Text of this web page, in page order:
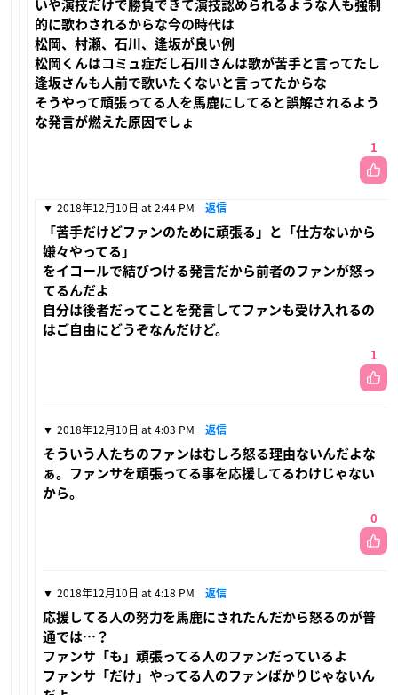
いや演技だけで勝負できて演技認められるような人も強制
的に歌わされるからな今の時代は
松岡、村瀬、石川、逢坂が良い例
松岡くんはコミュ症だし石川さんは歌が苦手と言ってたし
逢坂さんも人前で歌いたくないと言ってたからな
そうやって頑張ってる人を馬鹿にしてると誤解されるよう
な発言が燃えた原因でしょ
1
2018年12月10日 at 2:44 PM 返信
「苦手だけどファンのために頑張る」と「仕方ないから
嫌々やってる」
をイコールで結びつける発言だから前者のファンが怒っ
てるんだよ
自分は後者だってことを発言してファンも受け入れるの
はご自由にどうぞなんだけど。
1
2018年12月10日 at 4:03 PM 返信
そういう人たちのファンはむしろ怒る理由ないんだよな
ぁ。ファンサを頑張ってる事を応援してるわけじゃない
から。
0
2018年12月10日 at 4:18 PM 返信
応援してる人の努力を馬鹿にされたんだから怒るのが普
通では…？
ファンサ「も」頑張ってる人のファンだっているよ
ファンサ「だけ」やってる人のファンばかりじゃないん